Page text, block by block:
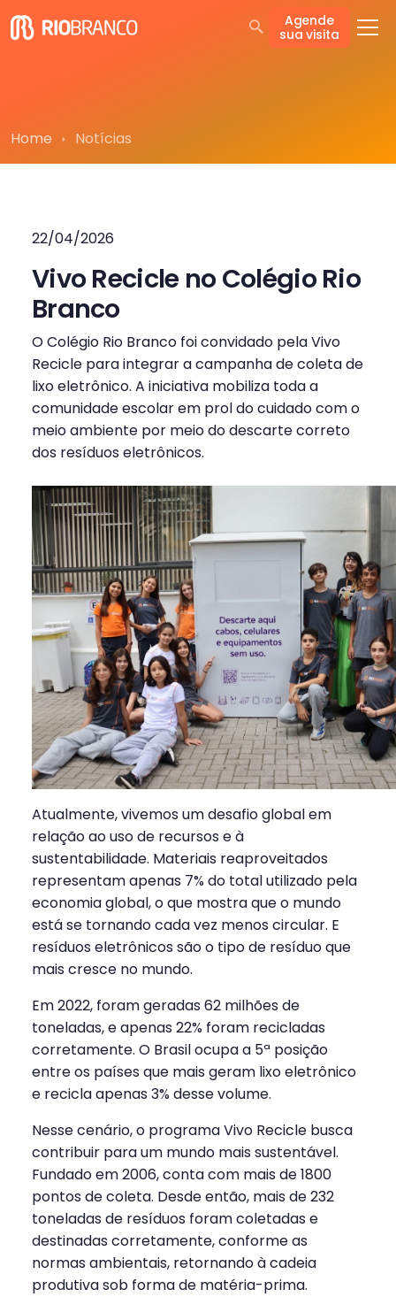
Agende
sua visita
Home Notícias
22/04/2026
Vivo Recicle no Colégio Rio
Branco
O Colégio Rio Branco foi convidado pela Vivo
Recicle para integrar a campanha de coleta de
lixo eletrônico. A iniciativa mobiliza toda a
comunidade escolar em prol do cuidado com o
meio ambiente por meio do descarte correto
dos resíduos eletrônicos.
Atualmente, vivemos um desafio global em
relação ao uso de recursos e à
sustentabilidade. Materiais reaproveitados
representam apenas 7% do total utilizado pela
economia global, o que mostra que o mundo
está se tornando cada vez menos circular. E
resíduos eletrônicos são o tipo de resíduo que
mais cresce no mundo.
Em 2022, foram geradas 62 milhões de
toneladas, e apenas 22% foram recicladas
corretamente. O Brasil ocupa a 5ª posição
entre os países que mais geram lixo eletrônico
e recicla apenas 3% desse volume.
Nesse cenário, o programa Vivo Recicle busca
contribuir para um mundo mais sustentável.
Fundado em 2006, conta com mais de 1800
pontos de coleta. Desde então, mais de 232
toneladas de resíduos foram coletadas e
destinadas corretamente, conforme as
normas ambientais, retornando à cadeia
produtiva sob forma de matéria-prima.